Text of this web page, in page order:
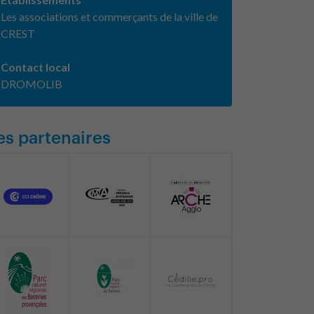
Les associations et commerçants de la ville de
CREST
Contact local
DROMOLIB
partenaires